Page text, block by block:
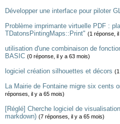
Développer une interface pour piloter
Problème imprimante virtuelle PDF :
TDatonsPintingMaps::Print" (1 réponse,
utilisation d'une combinaison de
BASIC (0 réponse, il y a 63 mois)
logiciel création silhouettes et décors
La Mairie de Fontaine migre six cents
réponses, il y a 65 mois)
[Réglé] Cherche logiciel de
markdown) (7 réponses, il y a 65 mois)